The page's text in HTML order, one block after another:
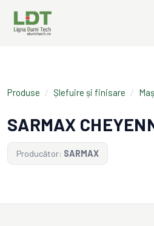
Produse / Șlefuire și finisare /
SARMAX
Producător: SARMAX